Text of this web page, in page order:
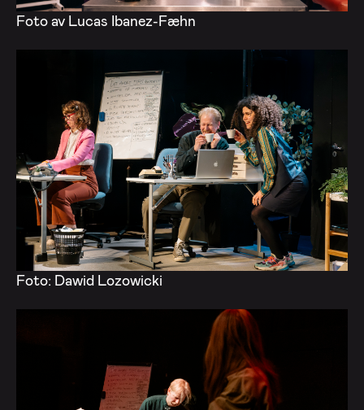
Foto av Lucas Ibanez-Fæhn
Foto: Dawid Lozowicki